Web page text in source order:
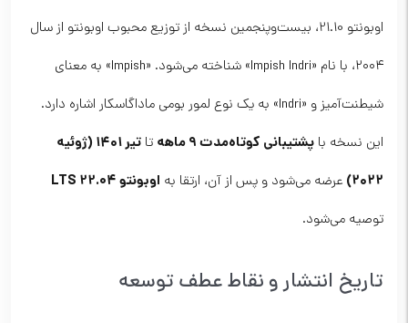
اوبونتو 21.10، بیست‌وپنجمین نسخه از توزیع محبوب اوبونتو از سال
۲۰۰۴، با نام «Impish Indri» شناخته می‌شود. «Impish» به معنای
شیطنت‌آمیز و «Indri» به یک نوع لمور بومی ماداگاسکار اشاره دارد.
این نسخه با پشتیبانی کوتاه‌مدت ۹ ماهه تا
تیر ۱۴۰۱ (ژوئیه
۲۰۲۲) عرضه می‌شود و پس از آن، ارتقا به اوبونتو 22.04 LTS
توصیه می‌شود.
تاریخ انتشار و نقاط عطف توسعه